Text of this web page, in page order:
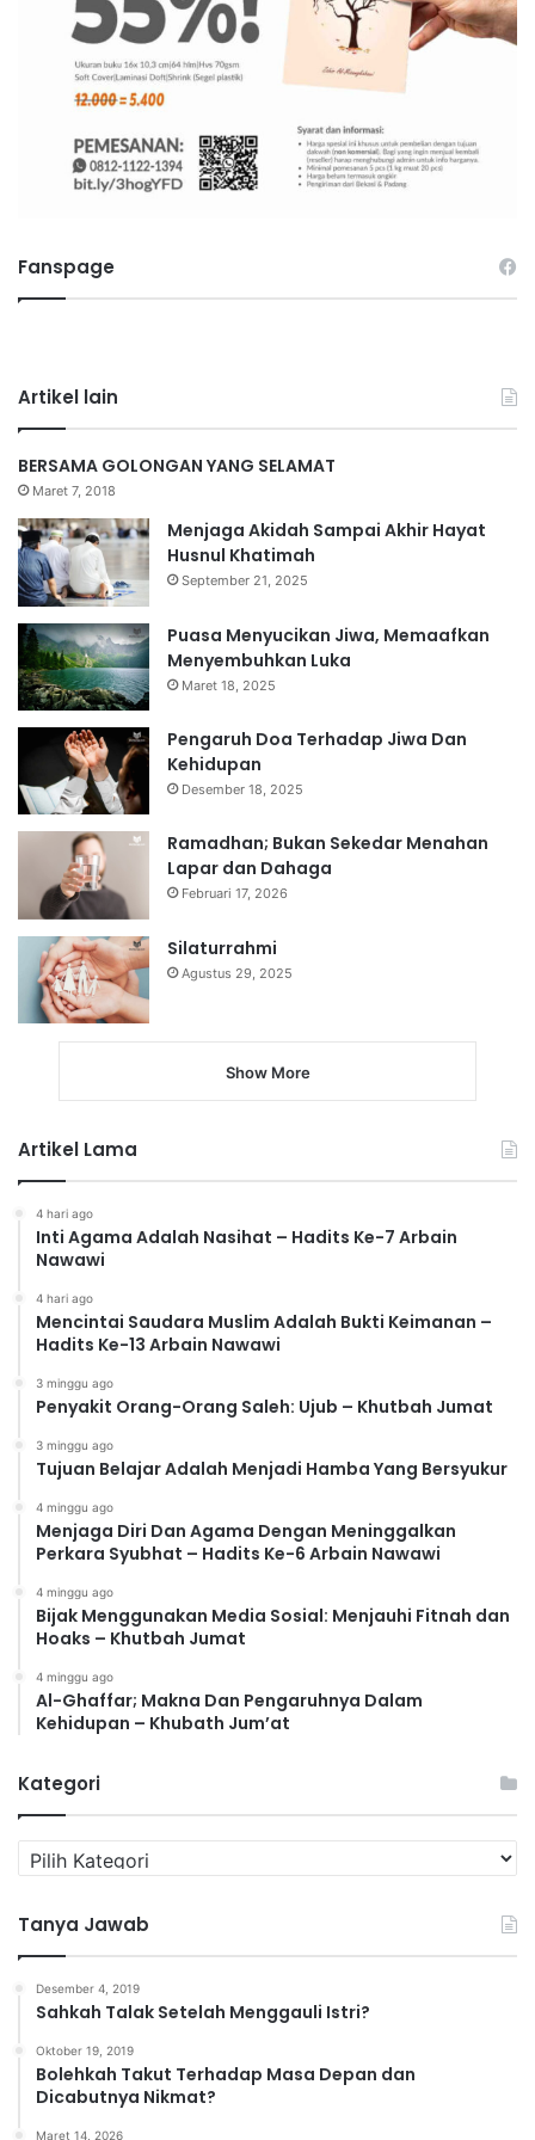
Fanspage
Artikel lain
BERSAMA GOLONGAN YANG SELAMAT
Maret 7, 2018
Menjaga Akidah Sampai Akhir Hayat
Husnul Khatimah
September 21, 2025
Puasa Menyucikan Jiwa, Memaafkan
Menyembuhkan Luka
Maret 18, 2025
Pengaruh Doa Terhadap Jiwa Dan
Kehidupan
Desember 18, 2025
Ramadhan; Bukan Sekedar Menahan
Lapar dan Dahaga
Februari 17, 2026
Silaturrahmi
Agustus 29, 2025
Show More
Artikel Lama
4 hari ago
Inti Agama Adalah Nasihat – Hadits Ke-7 Arbain
Nawawi
4 hari ago
Mencintai Saudara Muslim Adalah Bukti Keimanan –
Hadits Ke-13 Arbain Nawawi
3 minggu ago
Penyakit Orang-Orang Saleh: Ujub – Khutbah Jumat
3 minggu ago
Tujuan Belajar Adalah Menjadi Hamba Yang Bersyukur
4 minggu ago
Menjaga Diri Dan Agama Dengan Meninggalkan
Perkara Syubhat – Hadits Ke-6 Arbain Nawawi
4 minggu ago
Bijak Menggunakan Media Sosial: Menjauhi Fitnah dan
Hoaks – Khutbah Jumat
4 minggu ago
Al-Ghaffar; Makna Dan Pengaruhnya Dalam
Kehidupan – Khubath Jum’at
Kategori
a
e
g
Tanya Jawab
Desember 4, 2019
Sahkah Talak Setelah Menggauli Istri?
Oktober 19, 2019
Bolehkah Takut Terhadap Masa Depan dan
Dicabutnya Nikmat?
Maret 14, 2026